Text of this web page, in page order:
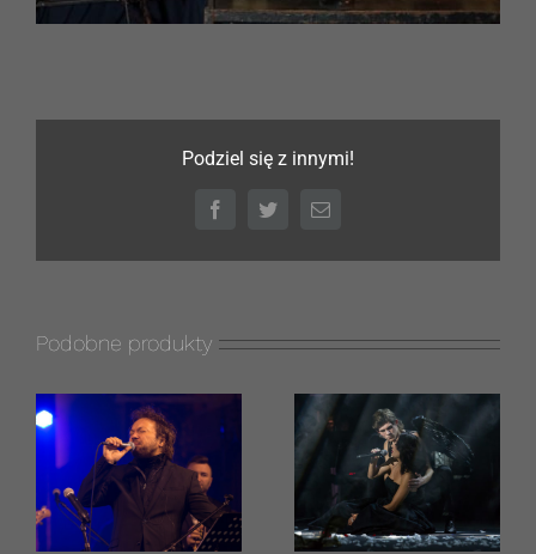
Podziel się z innymi!
FacebookTwitterEmail
Podobne produkty
Justyna
Steczkowska